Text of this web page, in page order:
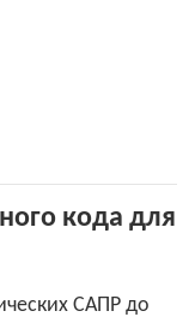
кода для
САПР до